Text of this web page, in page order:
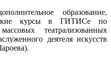
образование,
курсы в ГИТИСе по
театрализованных
деятеля искусств